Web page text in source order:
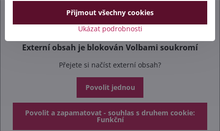
Externí obsah je blokován Volbami soukromí
Přejete si načíst externí obsah?
Povolit jednou
Povolit a zapamatovat - souhlas s druhem cookie:
Funkční
Ukázat podrobnosti
Přijmout všechny cookies